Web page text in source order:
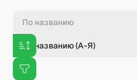
По названию (А-Я)